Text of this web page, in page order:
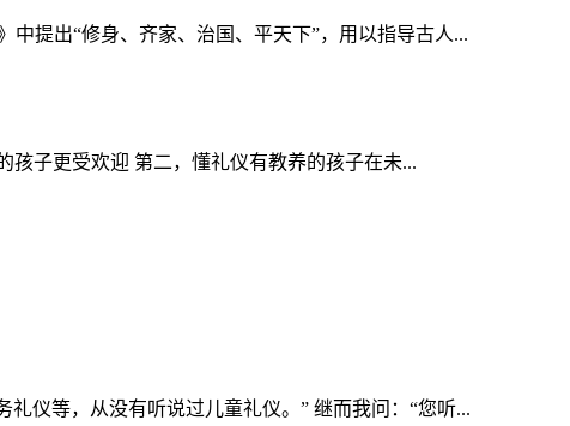
提出“修身、齐家、治国、平天下”，用以指导古人...
子更受欢迎 第二，懂礼仪有教养的孩子在未...
仪等，从没有听说过儿童礼仪。” 继而我问：“您听...